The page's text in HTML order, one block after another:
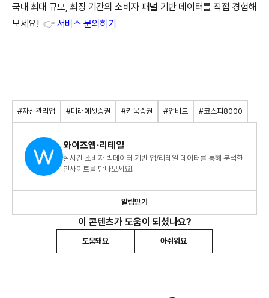
국내 최대 규모 ,최장 기간의 소비자 패널 기반 데이터를 직접 경험해
보세요! 👉 서비스 문의하기
#자산관리앱 #미래에셋증권 #키움증권 #업비트 #코스피8000
와이즈앱·리테일
실시간 소비자 빅데이터 기반 앱/리테일 데이터를 통해 분석한
인사이트를 만나보세요!
알림받기
이 콘텐츠가 도움이 되셨나요?
도움돼요 아쉬워요